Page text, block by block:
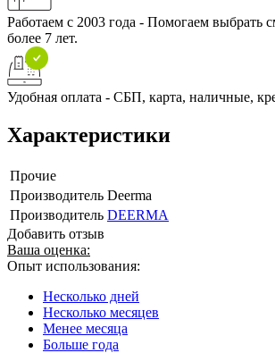
Работаем с 2003 года - Помогаем выбрать
более 7 лет.
Удобная оплата - СБП, карта, наличные,
Характеристики
Прочие
Производитель Deerma
Производитель DEERMA
Добавить отзыв
Ваша оценка:
Опыт использования:
Несколько дней
Несколько месяцев
Менее месяца
Больше года